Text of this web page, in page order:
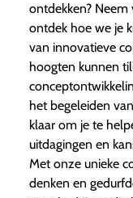
ontdekken?
ontdek hoe we je
van innovatieve
hoogten kunnen
het begeleiden
klaar om je te
uitdagingen en
Met onze unieke
denken en